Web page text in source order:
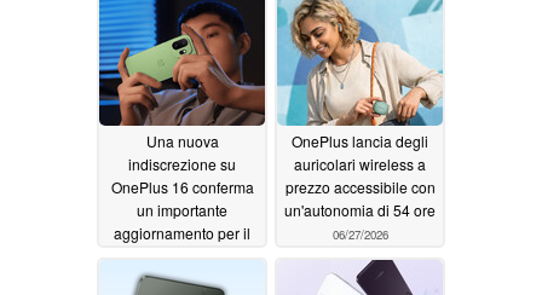
06/29/2026
Una nuova
indiscrezione su
OnePlus 16 conferma
un importante
aggiornamento per il
prossimo modello di
punta06/29/2026
OnePlus lancia degli
auricolari wireless a
prezzo accessibile con
un'autonomia di 54 ore
06/27/2026